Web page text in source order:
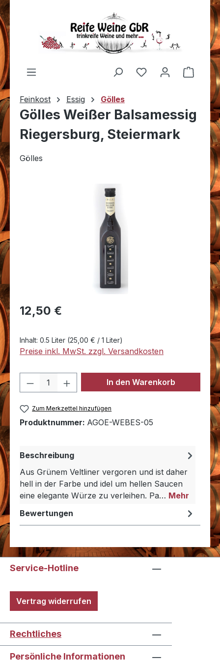
Zum Hauptinhalt springen
Du hast 0
Feinkost Essig Gölles
Gölles Weißer Balsamessig
Riegersburg, Steiermark
Gölles
Bildergalerie überspringen
Regulärer Preis:
12,50 €
Inhalt: 0.5 Liter (25,00 € / 1 Liter)
Preise inkl. MwSt. zzgl. Versandkosten
Produkt Anzahl: Gib den
In den Warenkorb
Zum Merkzettel hinzufügen
Produktnummer: AGOE-WEBES-05
Beschreibung
Aus Grünem Veltliner vergoren und ist daher
hell in der Farbe und idel um hellen Saucen
eine elegante Würze zu verleihen. Pa… Mehr
Bewertungen
Service-Hotline
Vertrag widerrufen
Rechtliches
Persönliche Informationen